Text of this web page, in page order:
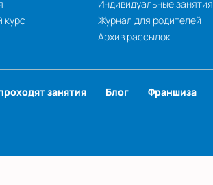
курс
Индивидуальные занятия
Журнал для родителей
Архив рассылок
занятия Блог Франшиза